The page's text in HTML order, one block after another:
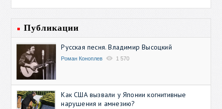
Публикации
Русская песня. Владимир Высоцкий
Роман Коноплев 1 570
Как США вызвали у Японии когнитивные
нарушения и амнезию?